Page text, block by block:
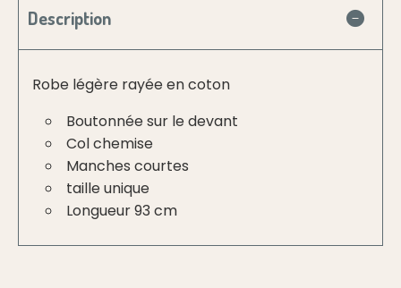
Description
Robe légère rayée en coton
Boutonnée sur le devant
Col chemise
Manches courtes
taille unique
Longueur 93 cm